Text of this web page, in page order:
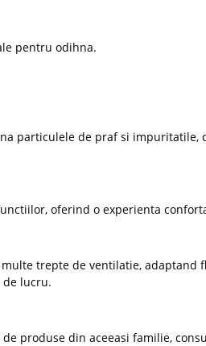
pentru odihna.
particulele de praf si impuritatile,
oferind o experienta
trepte de ventilatie, adaptand
lucru.
de produse din aceeasi familie,